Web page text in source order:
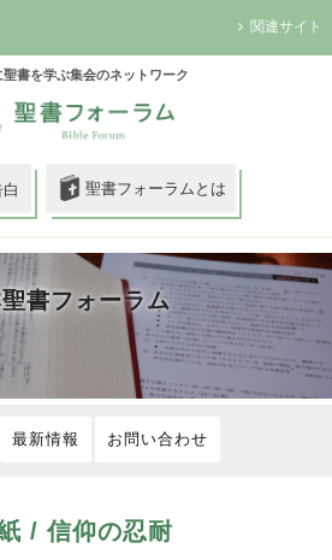
関連サイト
書を学ぶ集会のネットワーク
聖書フォーラムとは
書フォーラム
最新情報 お問い合わせ
/ 信仰の忍耐